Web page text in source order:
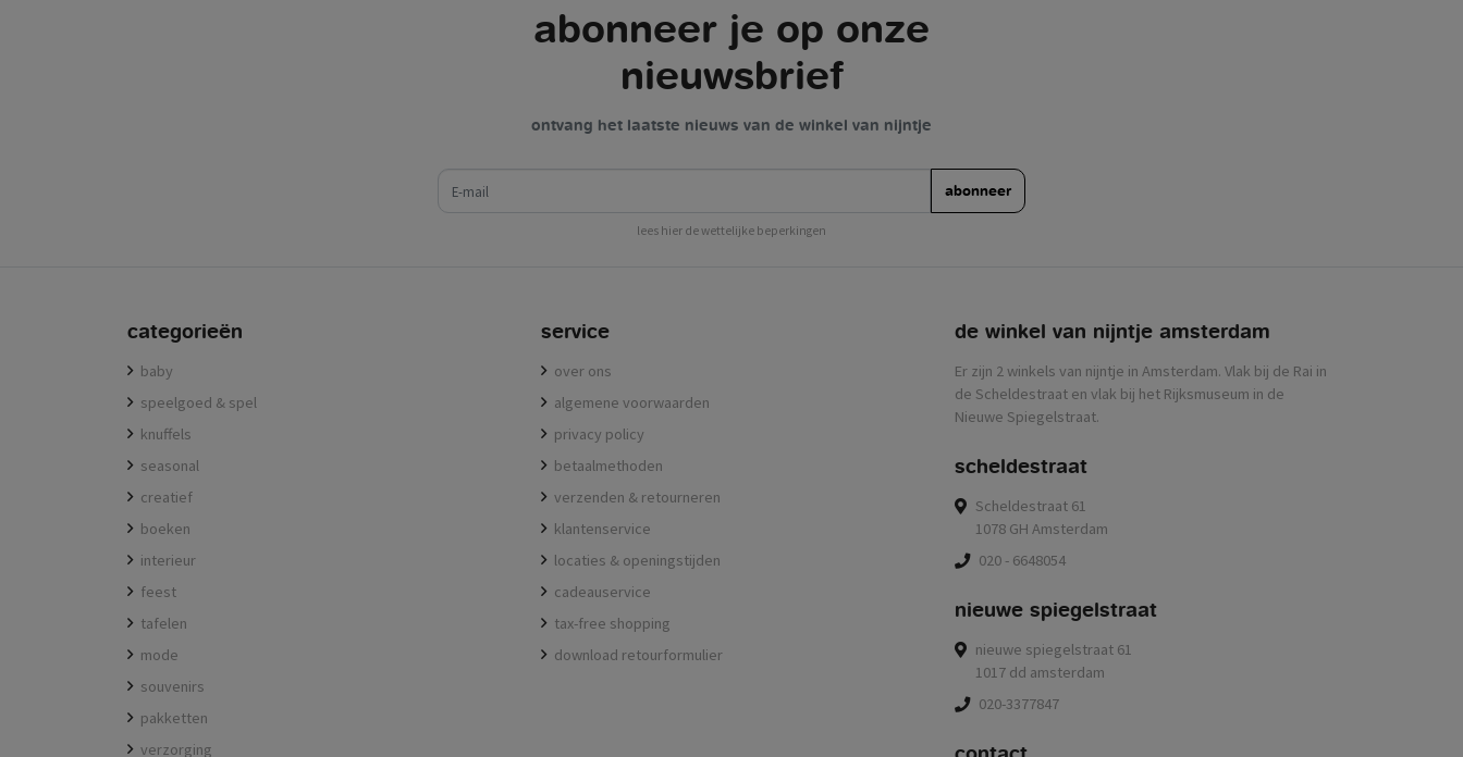
abonneer je op onze
nieuwsbrief
ontvang het laatste nieuws van de winkel van nijntje
e-mail
abonneer
lees hier de wettelijke beperkingen
categorieën
baby
speelgoed & spel
knuffels
seasonal
creatief
boeken
interieur
feest
tafelen
mode
souvenirs
pakketten
verzorging
service
over ons
algemene voorwaarden
privacy policy
betaalmethoden
verzenden & retourneren
klantenservice
locaties & openingstijden
cadeauservice
tax-free shopping
download retourformulier
de winkel van nijntje
Er zijn 2 winkels van nijntje in Amsterdam. Vlak bij de Rai in
de Scheldestraat en vlak bij het Rijksmuseum in de
Nieuwe Spiegelstraat.
scheldestraat
Scheldestraat 61
1078 GH Amsterdam
020 - 6648054
nieuwe spiegelstraat
nieuwe spiegelstraat 61
1017 dd amsterdam
020-3377847